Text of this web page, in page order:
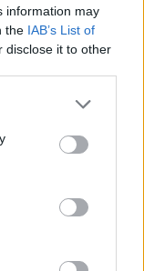
information may
the IAB’s List of
disclose it to other
or more Google
You may click to
party tags to
in below Google
ellen
tartanak